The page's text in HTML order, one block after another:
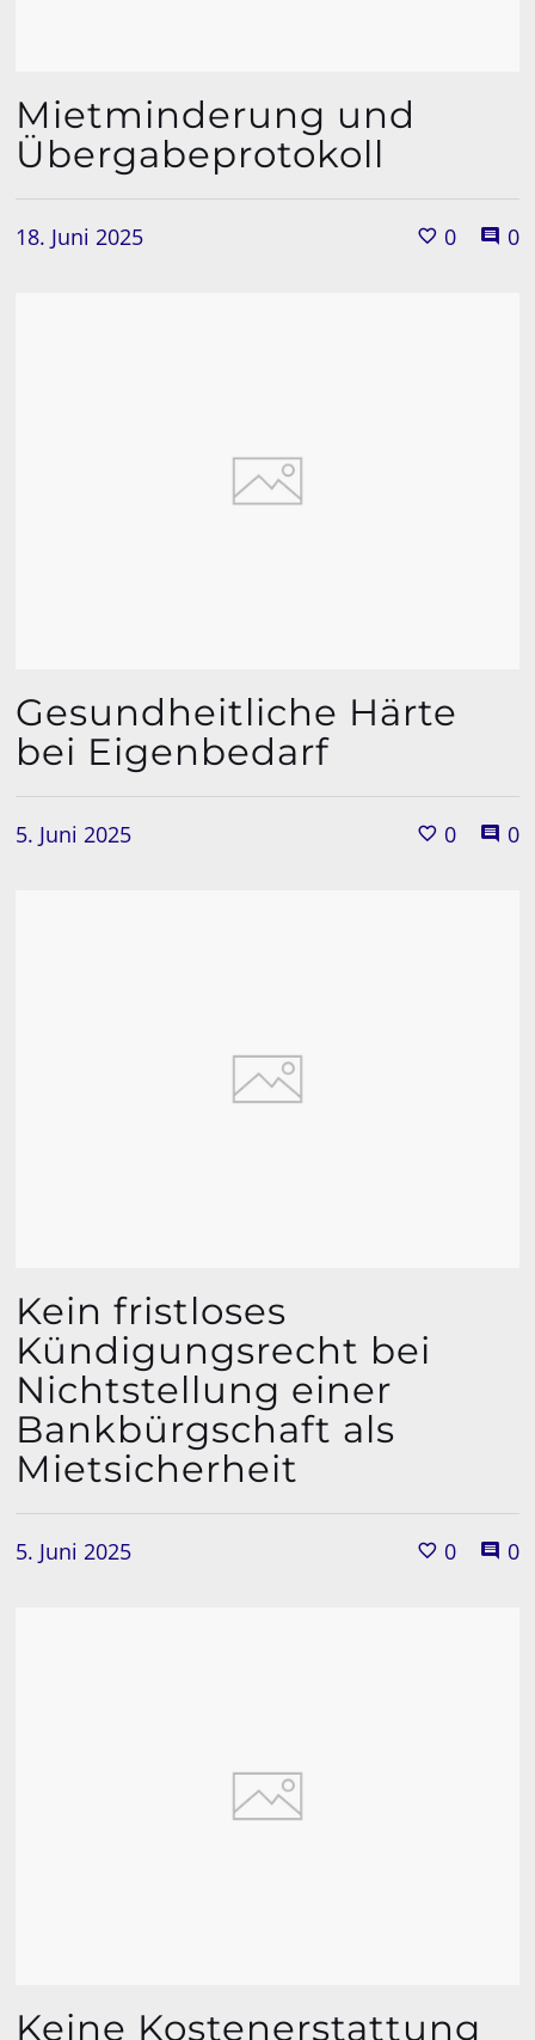
Mietminderung und
Übergabeprotokoll
18. Juni 2025 0 0
Gesundheitliche Härte
bei Eigenbedarf
5. Juni 2025 0 0
Kein fristloses
Kündigungsrecht bei
Nichtstellung einer
Bankbürgschaft als
Mietsicherheit
5. Juni 2025 0 0
Keine Kostenerstattung